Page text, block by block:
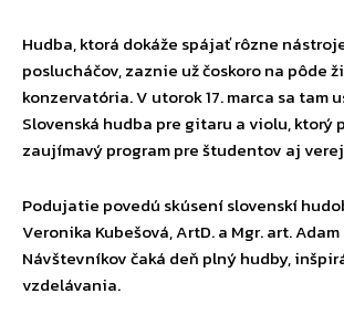
Hudba, ktorá dokáže spájať rôzne
poslucháčov, zaznie už čoskoro na pôde
konzervatória. V utorok 17. marca sa tam
Slovenská hudba pre gitaru a violu, ktorý
zaujímavý program pre študentov aj
Podujatie povedú skúsení slovenskí
Veronika Kubešová, ArtD. a Mgr. art.
Návštevníkov čaká deň plný hudby,
vzdelávania.